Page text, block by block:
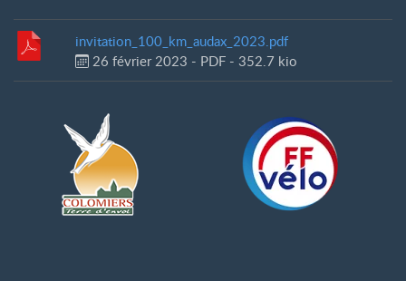
invitation_100_km_audax_2023.pdf
26 février 2023 - PDF- 352.7 kio